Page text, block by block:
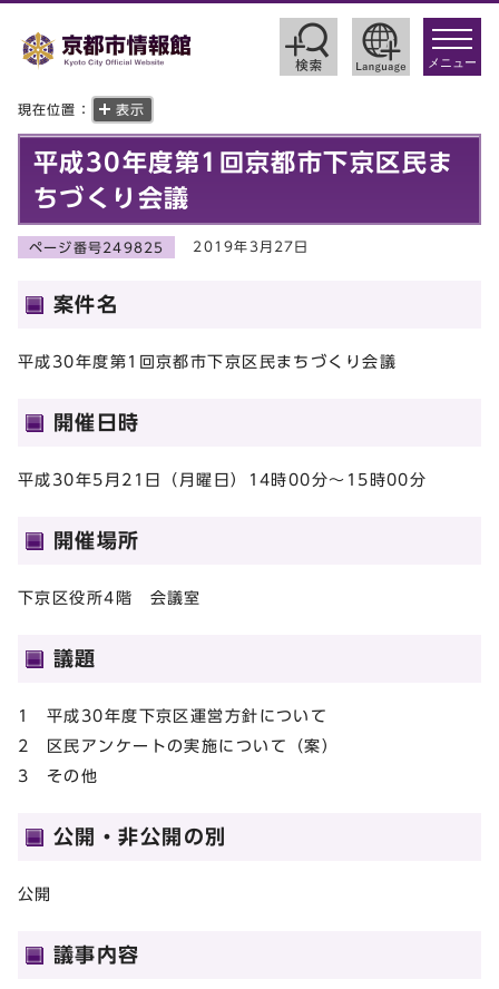
toggle
メニュー
現在位置： 表示
平成30年度第1回京都市下京区民ま
ちづくり会議
ページ番号249825 2019年3月27日
案件名
平成30年度第1回京都市下京区民まちづくり会議
開催日時
平成30年5月21日（月曜日）14時00分～15時00分
開催場所
下京区役所4階 会議室
議題
1 平成30年度下京区運営方針について
2 区民アンケートの実施について（案）
3 その他
公開・非公開の別
公開
議事内容